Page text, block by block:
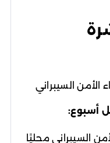
الأمن السيبراني
أسبوع:
السيبراني محليًا